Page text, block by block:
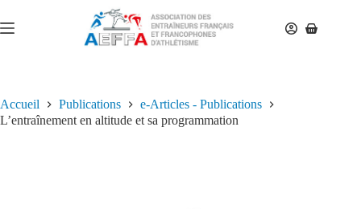
Accueil Publications
e-Articles - Publications
L’entraînement en altitude et sa programmation